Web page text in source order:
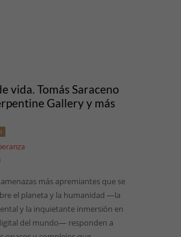
vida. Tomás Saraceno
Gallery y más
más apremiantes que se
el planeta y la humanidad —la
y la inquietante inmersión en
del mundo— responden a